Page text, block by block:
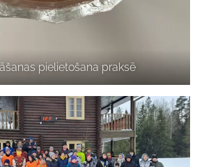
pielietošana praksē